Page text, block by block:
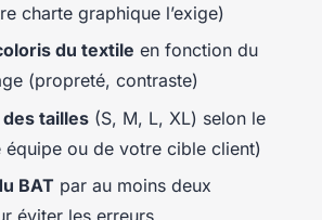
charte graphique l’exige)
du textile en fonction du
(propreté, contraste)
tailles (S, M, L, XL) selon le
ou de votre cible client)
BAT par au moins deux